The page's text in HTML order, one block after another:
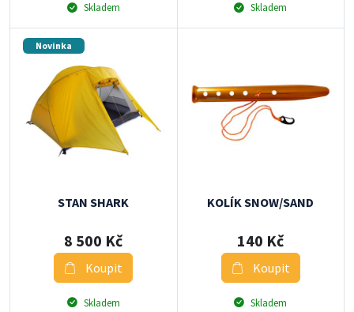
Skladem Skladem
Novinka
STAN SHARK
8 500 Kč
Koupit
Skladem
KOLÍK SNOW/SAND
140 Kč
Koupit
Skladem